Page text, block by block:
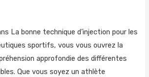
La bonne technique d’injection pour les
sportifs, vous vous ouvrez la
approfondie des différentes
Que vous soyez un athlète